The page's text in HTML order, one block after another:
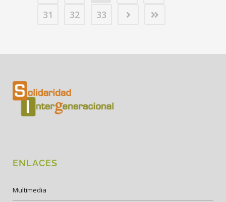
31
32 33
ENLACES
Multimedia